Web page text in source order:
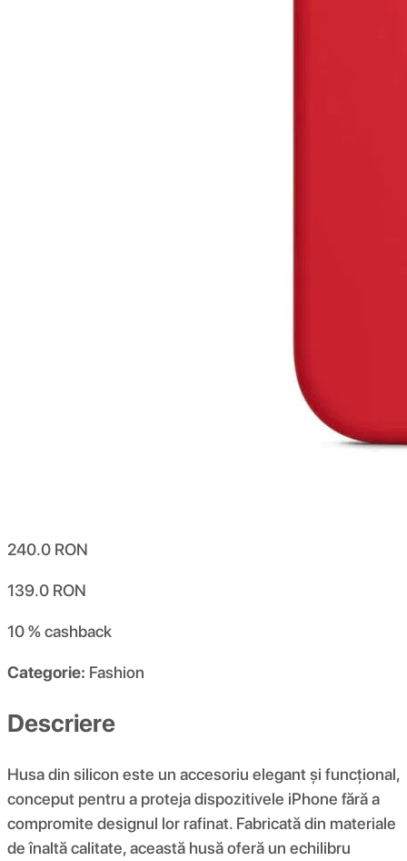
240.0 RON
139.0 RON
10 %cashback
Categorie: Fashion
Descriere
Husa din silicon este un accesoriu elegant și funcțional,
conceput pentru a proteja dispozitivele iPhone fără a
compromite designul lor rafinat. Fabricată din materiale
de înaltă calitate, această husă oferă un echilibru